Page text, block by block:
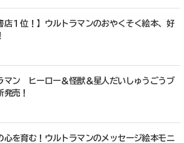
店１位！】ウルトラマンのおやくそく絵本、好
マン ヒーロー＆怪獣＆星人だいしゅうごうブ
発売！
心を育む！ウルトラマンのメッセージ絵本モニ